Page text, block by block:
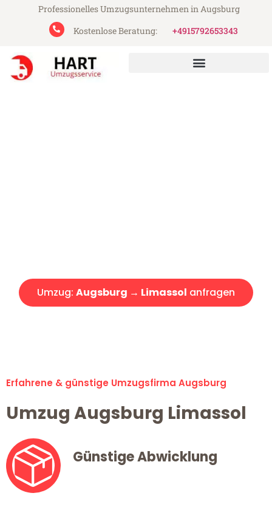
Professionelles Umzugsunternehmen in Augsburg
Kostenlose Beratung:
+4915792653343
Umzug: Augsburg → Limassol anfragen
Erfahrene & günstige Umzugsfirma Augsburg
Umzug Augsburg Limassol
Günstige Abwicklung